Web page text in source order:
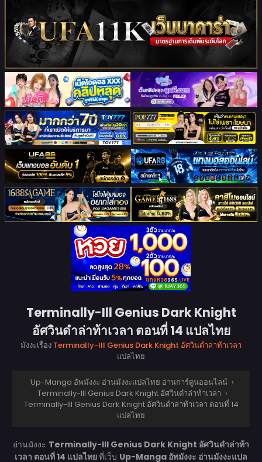
Terminally-Ill Genius Dark Knight
อัศวินดำล่าท้าเวลา ตอนที่ 14 แปลไทย
มังงะเรื่อง Terminally-Ill Genius Dark Knight อัศวินดำล่าท้าเวลา
แปลไทย
Up-Manga อัพมังงะ อ่านมังงะแปลไทย อ่านการ์ตูนออนไลน์ ›
Terminally-Ill Genius Dark Knight อัศวินดำล่าท้าเวลา ›
Terminally-Ill Genius Dark Knight อัศวินดำล่าท้าเวลา ตอนที่ 14
แปลไทย
อ่านมังงะ Terminally-Ill Genius Dark Knight อัศวินดำล่าท้า
เวลา ตอนที่ 14 แปลไทยที่เว็บ Up-Manga อัพมังงะ อ่านมังงะแปล